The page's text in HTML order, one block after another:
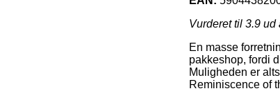
Vurderet til 3.9 ud
En masse
pakkeshop, fordi
Muligheden er
Reminiscence of